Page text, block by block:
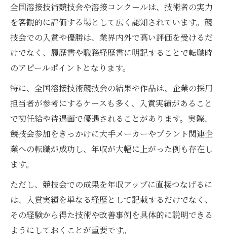
40代からの溶接成果で年収アップを実現す
る方法
ベテラン溶接工として成果を活かすポイン
ト
安定したキャリアを築く溶接分野の選択基
準
溶接技術競技会が40代以降の成長を後押し
成果を積み重ねて長く働ける溶接職場の特
徴
溶接成果を明確に伝える履歴書作成の工夫
履歴書に資格とコンクール入賞歴を書く方
法
溶接試験結果を効果的にアピールするコツ
全国溶接技術競技会や溶接コンクールは、技術者の実力
を客観的に評価する場として広く認知されています。競
技会での入賞や優勝は、業界内外で高い評価を受けるだ
けでなく、履歴書や職務経歴書に明記することで転職時
のアピールポイントとなります。
特に、全国溶接技術競技会の結果や作品は、企業の採用
担当者が参考にするケースも多く、入賞実績があること
で初任給や待遇面で優遇されることがあります。実際、
競技会参加をきっかけに大手メーカーやプラント関連企
業への転職が成功し、年収が大幅に上がった例も存在し
ます。
ただし、競技会での成果を年収アップに直接つなげるに
は、入賞実績を単なる経歴として記載するだけでなく、
その経験から得た技術や改善事例を具体的に説明できる
ようにしておくことが重要です。